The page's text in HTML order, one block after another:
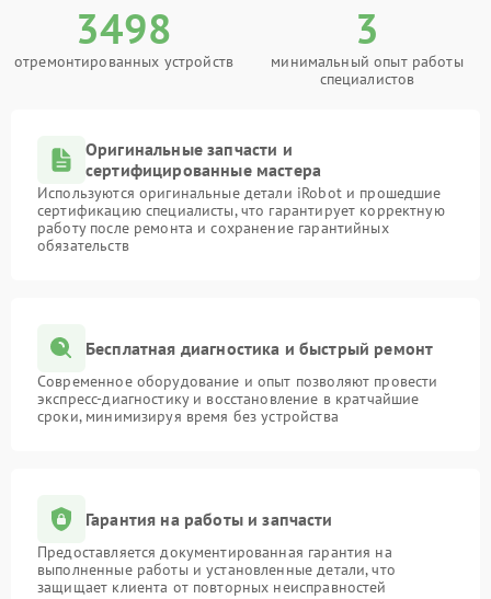
3498
отремонтированных устройств
3
минимальный опыт работы
специалистов
Оригинальные запчасти и
сертифицированные мастера
Используются оригинальные детали iRobot и прошедшие
сертификацию специалисты, что гарантирует корректную
работу после ремонта и сохранение гарантийных
обязательств
Бесплатная диагностика и быстрый ремонт
Современное оборудование и опыт позволяют провести
экспресс-диагностику и восстановление в кратчайшие
сроки, минимизируя время без устройства
Гарантия на работы и запчасти
Предоставляется документированная гарантия на
выполненные работы и установленные детали, что
защищает клиента от повторных неисправностей